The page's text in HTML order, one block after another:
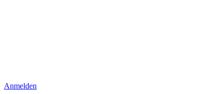
Anmelden